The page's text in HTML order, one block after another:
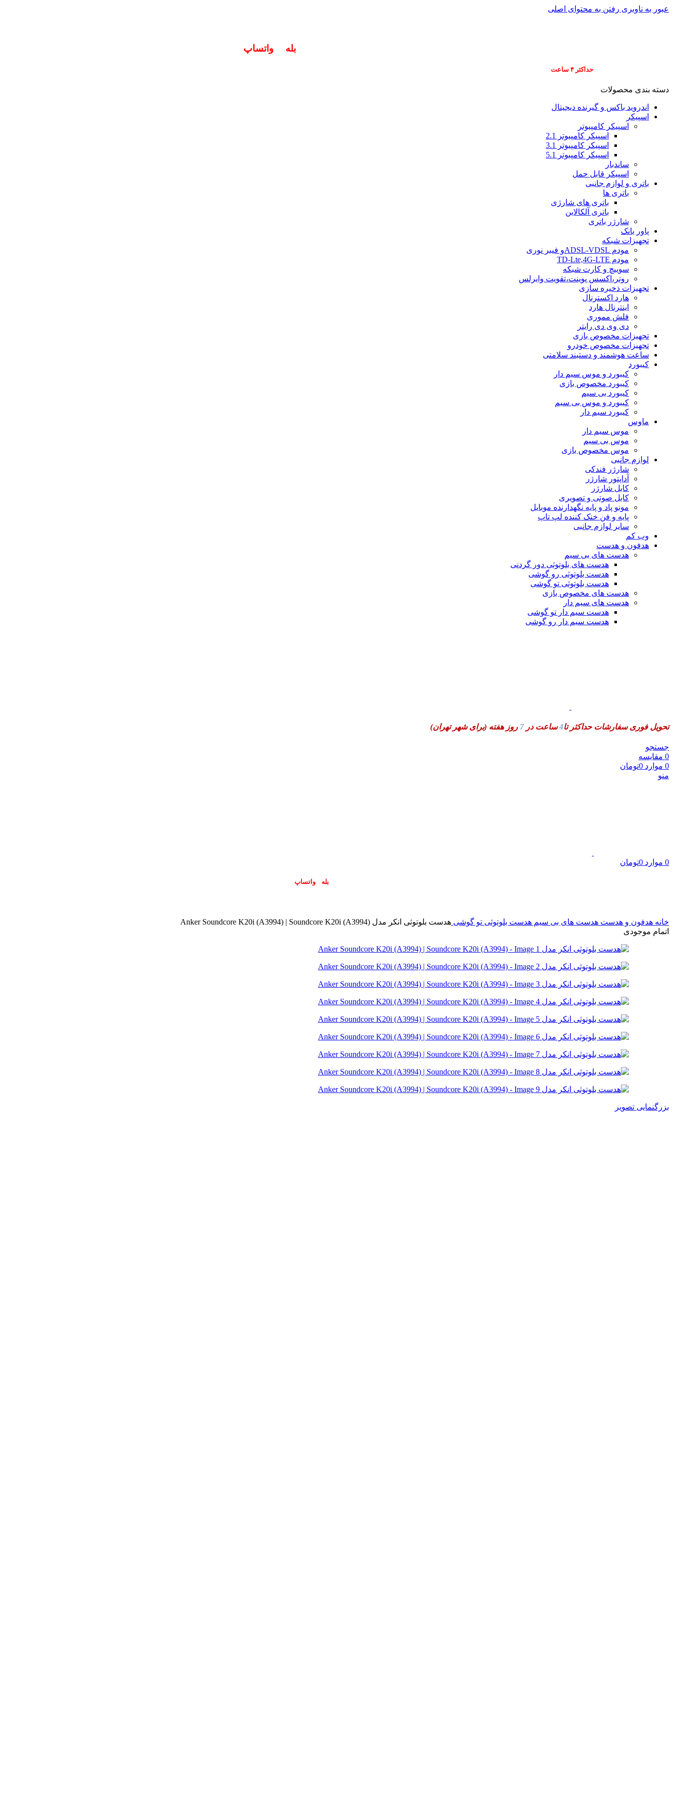
عبور به ناوبری رفتن به محتوای اصلی
بله واتساپ
حداکثر ۴ ساعت
دسته بندی محصولات
اندروید باکس و گیرنده دیجیتال
اسپیکر
اسپیکر کامپیوتر
اسپیکر کامپیوتر 2.1
اسپیکر کامپیوتر 3.1
اسپیکر کامپیوتر 5.1
ساندبار
اسپیکر قابل حمل
باتری و لوازم جانبی
باتری ها
باتری های شارژی
باتری آلکالاین
شارژر باتری
پاور بانک
تجهیزات شبکه
مودم ADSL-VDSLو فیبر نوری
مودم TD-Lte,4G-LTE
سوییچ و کارت شبکه
روتر،اکسس پوینت،تقویت وایرلس
تجهیزات ذخیره سازی
هارد اکسترنال
اینترنال هارد
فلش مموری
دی وی دی رایتر
تجهیزات مخصوص بازی
تجهیزات مخصوص خودرو
ساعت هوشمند و دستبند سلامتی
کیبورد
کیبورد و موس سیم دار
کیبورد مخصوص بازی
کیبورد بی سیم
کیبورد و موس بی سیم
کیبورد سیم دار
ماوس
موس سیم دار
موس بی سیم
موس مخصوص بازی
لوازم جانبی
شارژر فندکی
آداپتور شارژر
کابل شارژر
کابل صوتی و تصویری
مونو پاد و پایه نگهدارنده موبایل
پایه و فن خنک کننده لپ تاپ
سایر لوازم جانبی
وب کم
هدفون و هدست
هدست های بی سیم
هدست های بلوتوثی دور گردنی
هدست بلوتوثی رو گوشی
هدست بلوتوثی تو گوشی
هدست های مخصوص بازی
هدست های سیم دار
هدست سیم دار تو گوشی
هدست سیم دار رو گوشی
تحویل فوری سفارشات حداکثر تا4ساعت در7 روز هفته (برای شهر تهران)
جستجو
0 مقایسه
0 موارد 0تومان
منو
0 موارد 0تومان
بله واتساپ
خانه هدفون و هدست هدست های بی سیم هدست بلوتوثی تو گوشی هدست بلوتوثی انکر مدل Anker Soundcore K20i (A3994) | Soundcore K20i (A3994)
اتمام موجودی
بزرگنمایی تصویر